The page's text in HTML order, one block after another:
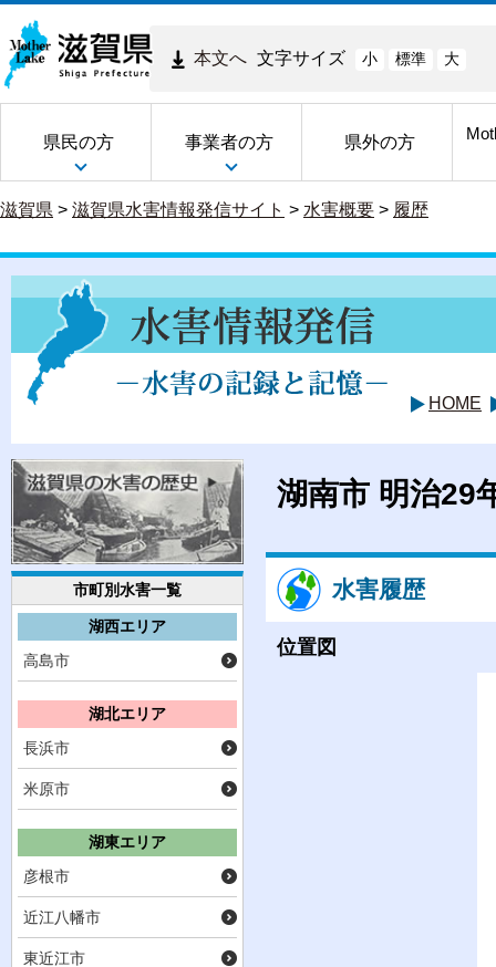
本文へ 文字サイズ 小 標準 大
県民の方 事業者の方 県外の方
滋賀県 > 滋賀県水害情報発信サイト > 水害概要 > 履歴
HOME
市町別水害一覧
湖西エリア
高島市
湖北エリア
長浜市
米原市
湖東エリア
彦根市
近江八幡市
東近江市
湖南市 明治29
水害履歴
位置図